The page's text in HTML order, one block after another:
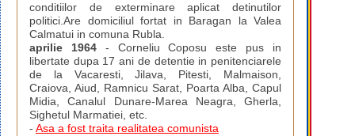
conditiilor de exterminare aplicat detinutilor
politici.Are domiciliul fortat in Baragan la Valea
Calmatui in comuna Rubla.
aprilie 1964- Corneliu Coposu este pus in
libertate dupa 17 ani de detentie in penitenciarele
de la Vacaresti, Jilava, Pitesti, Malmaison,
Craiova, Aiud, Ramnicu Sarat, Poarta Alba, Capul
Midia, Canalul Dunare-Marea Neagra, Gherla,
Sighetul Marmatiei, etc.
- Asa a fost traita realitatea comunista